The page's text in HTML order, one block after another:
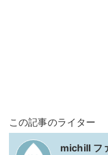
この記事のライター
michill フ